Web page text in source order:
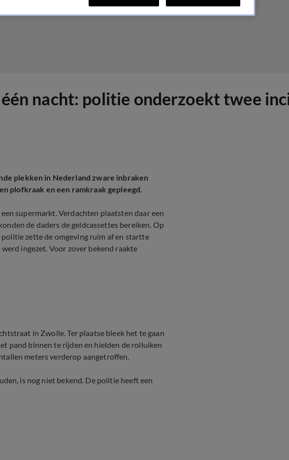
nacht: politie onderzoekt twee
plekken in Nederland zware inbraken
plofkraak en een ramkraak gepleegd.
supermarkt. Verdachten plaatsten daar een
de daders de geldcassettes bereiken. Op
zette de omgeving ruim af en startte
ingezet. Voor zover bekend raakte
in Zwolle. Ter plaatse bleek het te gaan
pand binnen te rijden en hielden de rolluiken
meters verderop aangetroffen.
is nog niet bekend. De politie heeft een